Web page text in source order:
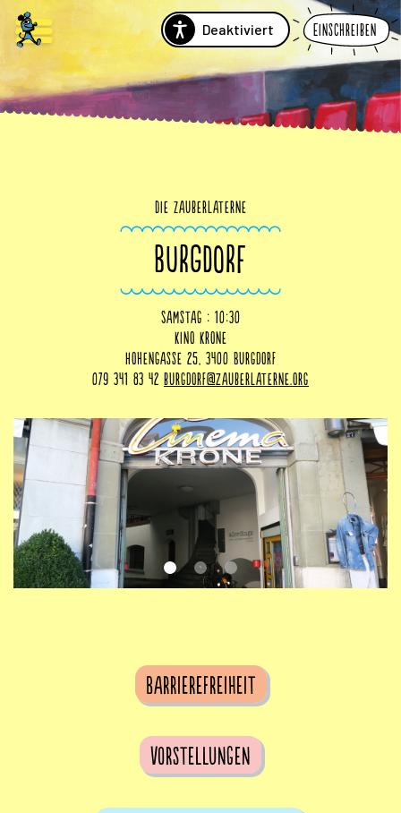
Deaktiviert Einschreiben
Die Zauberlaterne
BURGDORF
Samstag : 10:30
Kino Krone
Hohengasse 25, 3400 Burgdorf
079 341 83 42 burgdorf@zauberlaterne.org
Barrierefreiheit
Vorstellungen